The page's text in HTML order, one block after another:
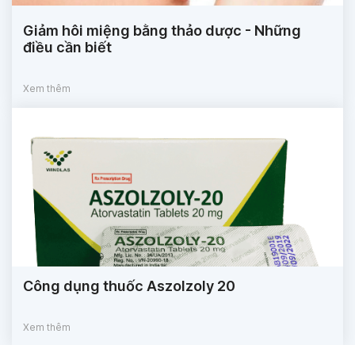
Giảm hôi miệng bằng thảo dược - Những
điều cần biết
Xem thêm
Công dụng thuốc Aszolzoly 20
Xem thêm